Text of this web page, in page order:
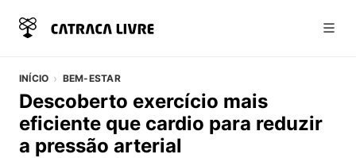
INÍCIO BEM-ESTAR
Descoberto exercício mais
eficiente que cardio para reduzir
a pressão arterial